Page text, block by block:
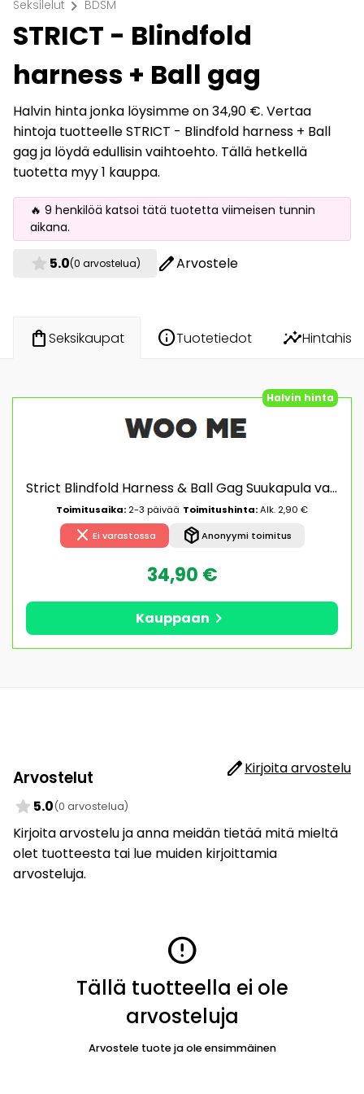
Seksilelut chevron_right BDSM
STRICT - Blindfold
harness + Ball gag
Halvin hinta jonka löysimme on 34,90 €. Vertaa
hintoja tuotteelle STRICT - Blindfold harness + Ball
gag ja löydä edullisin vaihtoehto. Tällä hetkellä
tuotetta myy 1 kauppa.
🔥 9 henkilöä katsoi tätä tuotetta viimeisen tunnin
aikana.
star 5.0(0 arvostelua) editArvostele
shopping_bagSeksikaupat infoTuotetiedot insights
Halvin hinta
Strict Blindfold Harness & Ball Gag Suukapula valjailla
Toimitusaika: 2-3 päivää Toimitushinta:Alk. 2,90 €
close Ei varastossa package_2Anonyymi toimitus
34,90 €
Kauppaan chevron_right
Arvostelut editKirjoita arvostelu
star 5.0(0 arvostelua)
Kirjoita arvostelu ja anna meidän tietää mitä mieltä
olet tuotteesta tai lue muiden kirjoittamia
arvosteluja.
error
Tällä tuotteella ei ole
arvosteluja
Arvostele tuote ja ole ensimmäinen